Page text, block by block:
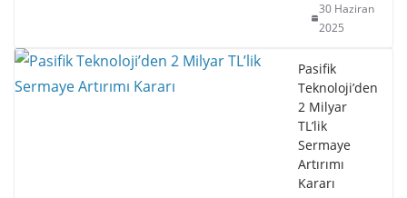
30 Haziran
2025
Pasifik
Teknoloji’den
2 Milyar
TL’lik
Sermaye
Artırımı
Kararı